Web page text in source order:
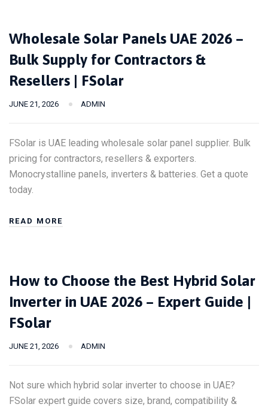
Wholesale Solar Panels UAE 2026 –
Bulk Supply for Contractors &
Resellers | FSolar
JUNE 21, 2026 ADMIN
FSolar is UAE leading wholesale solar panel supplier. Bulk
pricing for contractors, resellers & exporters.
Monocrystalline panels, inverters & batteries. Get a quote
today.
READ MORE
How to Choose the Best Hybrid Solar
Inverter in UAE 2026 – Expert Guide |
FSolar
JUNE 21, 2026 ADMIN
Not sure which hybrid solar inverter to choose in UAE?
FSolar expert guide covers size, brand, compatibility &